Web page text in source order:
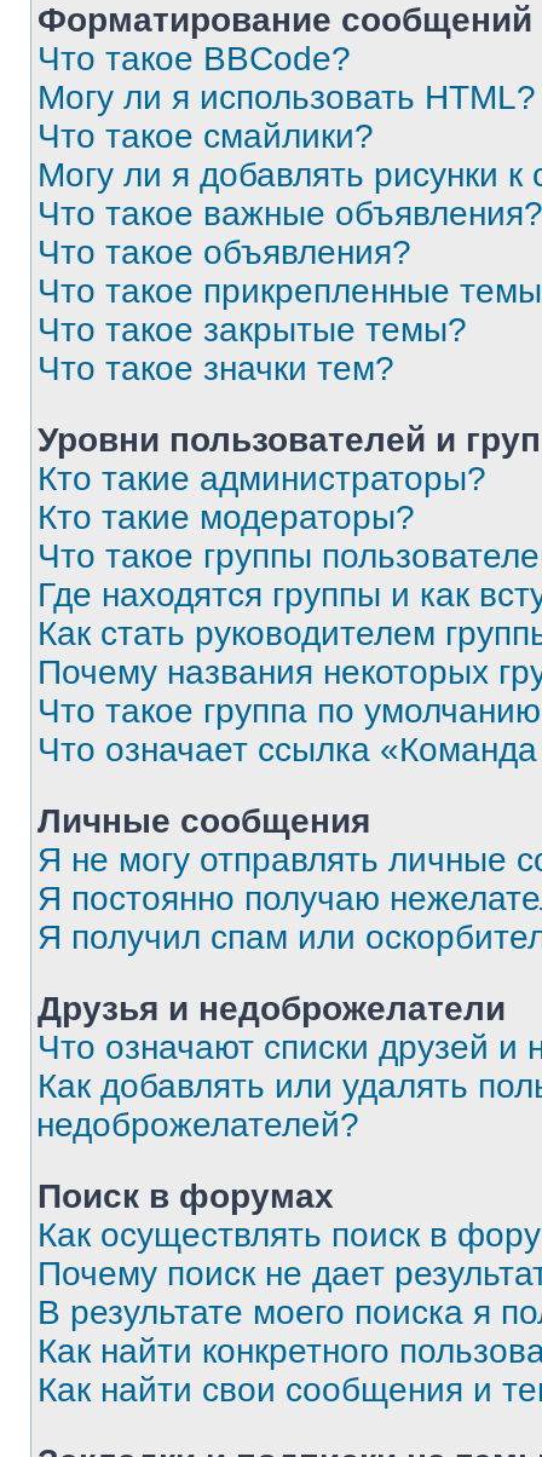
Форматирование
Что такое BBCode?
Могу ли я использовать HTML?
Что такое смайлики?
Могу ли я добавлять рисунки
Что такое важные объявления?
Что такое объявления?
Что такое прикрепленные
Что такое закрытые темы?
Что такое значки тем?
Уровни пользователей и
Кто такие администраторы?
Кто такие модераторы?
Что такое группы
Где находятся группы и как
Как стать руководителем
Почему названия некоторых
Что такое группа по
Что означает ссылка
Личные сообщения
Я не могу отправлять личные
Я постоянно получаю
Я получил спам или
Друзья и недоброжелатели
Что означают списки друзей и
Как добавлять или удалять
недоброжелателей?
Поиск в форумах
Как осуществлять поиск в
Почему поиск не дает
В результате моего поиска я
Как найти конкретного
Как найти свои сообщения и